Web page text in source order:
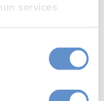
services.
April 2026 het
voor alle bedrijven